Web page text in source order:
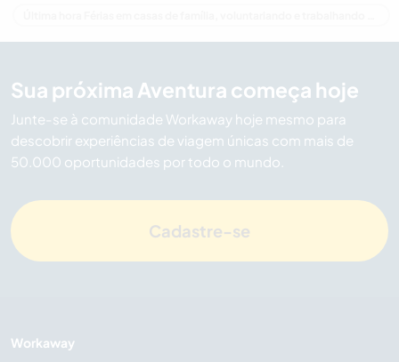
Sua próxima Aventura começa hoje
Junte-se à comunidade Workaway hoje mesmo para
descobrir experiências de viagem únicas com mais de
50.000 oportunidades por todo o mundo.
Cadastre-se
Workaway